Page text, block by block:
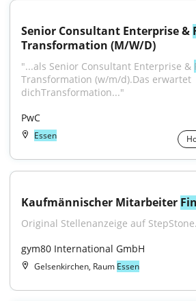
Senior Consultant Enterprise &
Transformation (M/W/D)
"...als Senior Consultant Enterprise &
Transformation (w/m/d).Das erwartet
dichTransformation..."
PwC
Essen
Kaufmännischer Mitarbeiter
Original Stellenanzeige auf
gym80 International GmbH
Gelsenkirchen, Raum Essen